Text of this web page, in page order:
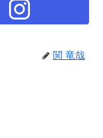
関 竜哉